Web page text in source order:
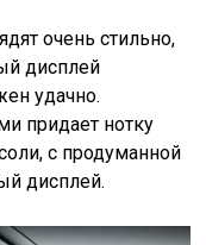
очень стильно,
дисплей
удачно.
придает нотку
с продуманной
дисплей.